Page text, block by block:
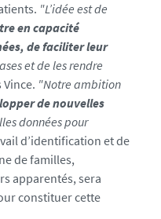
"L’idée est de
en capacité
de faciliter leur
et de les rendre
"Notre ambition
de nouvelles
données pour
d’identification et de
de familles,
apparentés, sera
constituer cette